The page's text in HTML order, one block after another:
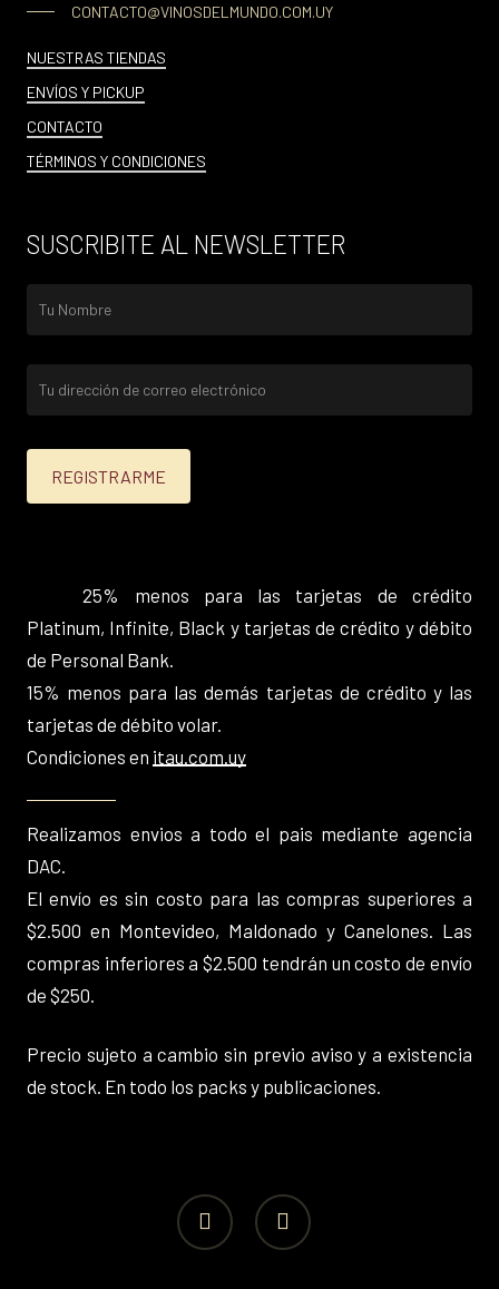
CONTACTO@VINOSDELMUNDO.COM.UY
NUESTRAS TIENDAS
ENVÍOS Y PICKUP
CONTACTO
TÉRMINOS Y CONDICIONES
SUSCRIBITE AL NEWSLETTER
25% menos para las tarjetas de crédito
Platinum, Infinite, Black y tarjetas de crédito y débito
de Personal Bank.
15% menos para las demás tarjetas de crédito y las
tarjetas de débito volar.
Condiciones en itau.com.uy
Realizamos envios a todo el pais mediante agencia
DAC.
El envío es sin costo para las compras superiores a
$2.500 en Montevideo, Maldonado y Canelones. Las
compras inferiores a $2.500 tendrán un costo de envío
de $250.
Precio sujeto a cambio sin previo aviso y a existencia
de stock. En todo los packs y publicaciones.
facebook instagram